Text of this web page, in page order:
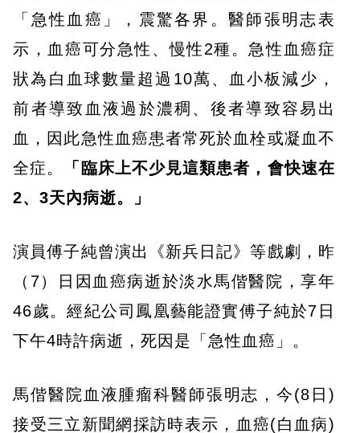
「急性血癌」，震驚各界。醫師張明志表
示，血癌可分急性、慢性2種。急性血癌症
狀為白血球數量超過10萬、血小板減少，
前者導致血液過於濃稠、後者導致容易出
血，因此急性血癌患者常死於血栓或凝血不
全症。
「臨床上不少見這類患者，會快速在
2、3天內病逝。」
演員傅子純曾演出《新兵日記》等戲劇，昨
（7）日因血癌病逝於淡水馬偕醫院，享年
46歲。經紀公司鳳凰藝能證實傅子純於7日
下午4時許病逝，死因是「急性血癌」。
馬偕醫院血液腫瘤科醫師張明志，今(8日)
接受三立新聞網採訪時表示，血癌(白血病)